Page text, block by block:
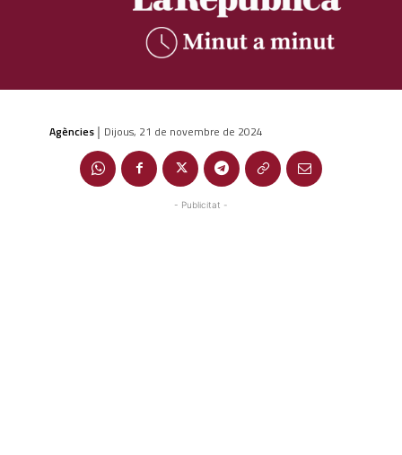
Agències | Dijous, 21 de novembre de 2024
- Publicitat -